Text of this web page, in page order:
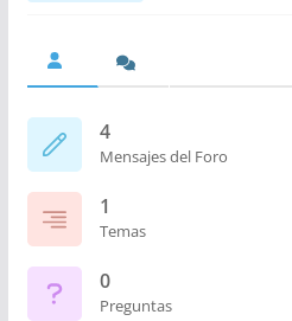
4
Mensajes del Foro
1
Temas
0
Preguntas